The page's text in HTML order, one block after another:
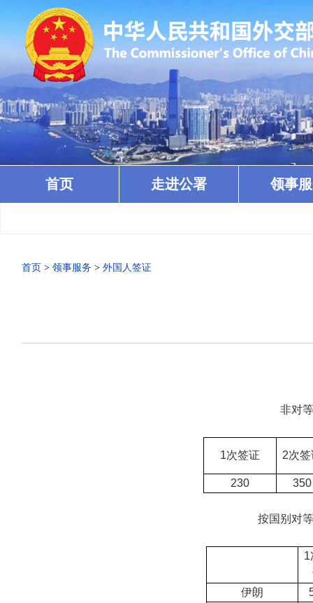
首页 走进公署 领事
首页 > 领事服务 > 外国人签证
非对
1次签证 2次签
230 350
按国别对
1
伊朗